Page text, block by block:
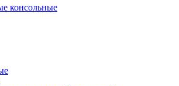
консольные